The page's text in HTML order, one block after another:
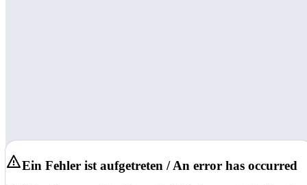
Ein Fehler ist aufgetreten / An error has occurred